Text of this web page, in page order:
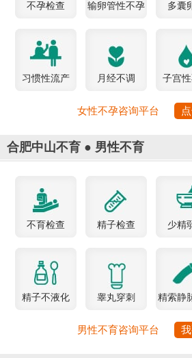
不孕检查 输卵管性不孕 多囊
习惯性流产 月经不调 子宫
女性不孕咨询平台
合肥中山不育 ● 男性不育
不育检查 精子检查 少精
精子不液化 睾丸穿刺 精索静
男性不育咨询平台